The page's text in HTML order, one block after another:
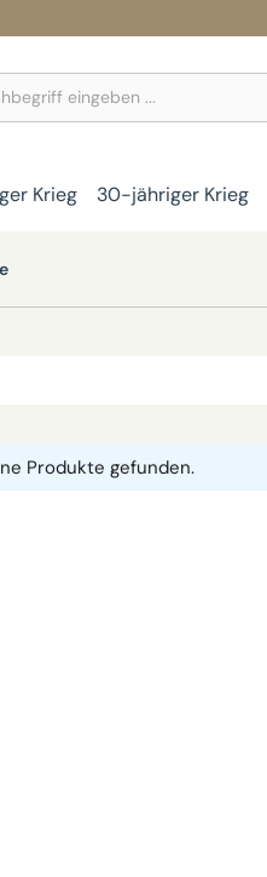
Krieg 30-jähriger Krieg
Produkte gefunden.